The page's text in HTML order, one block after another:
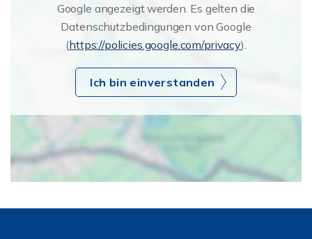
Google angezeigt werden. Es gelten die
Datenschutzbedingungen von Google
(https://policies.google.com/privacy).
Ich bin einverstanden